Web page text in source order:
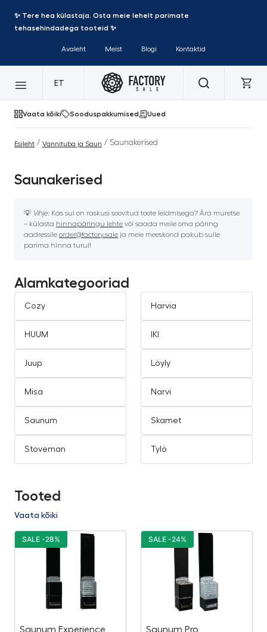
✨ Tere hea külastaja. Osta meie lehelt parimate
tehasehindadega tooteid ✨
Avaleht Meist Blogi Kontaktid
ET
Vaata kõiki Sooduspakkumised Uued
Esileht / Vannituba ja Saun / Saunakerised
Saunakerised
💡 Vihje: Kas sul on raskusi soovitud toote leidmisega? Ära muretse
– külasta hinnapäringu lehte või saada meile oma päring
aadressile order@factory.sale ja meie meeskond pakub sulle
parima hinna turul!
Alamkategooriad
Cozy Harvia
HUUM IKI
Juup Löyly
Misa Narvi
Saunum Skamet
Stoveman Tylö
Tooted
Vaata kõiki
Saunum Experience
SALE -28%
Saunum Pro
SALE -24%